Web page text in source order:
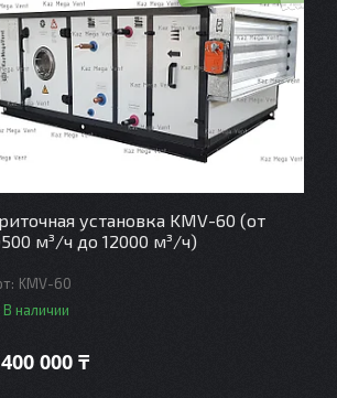
установка KMV-60 (от
м³/ч до 12000 м³/ч)
KMV-60
В наличии
000 ₸